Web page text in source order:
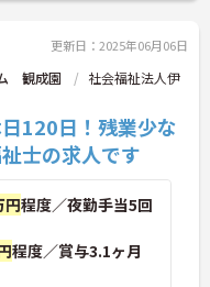
更新日：2025年06月06日
観成園
社会福祉法人伊
120日！残業少な
士の求人です
円程度／夜勤手当5回
程度／賞与3.1ヶ月